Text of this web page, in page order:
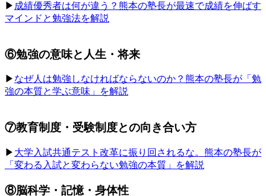
▶︎ 成績優秀者は何が違う？熊本の塾長が最速で成績を伸ばす
マインドと勉強法を解説
⑥勉強の意味と人生・将来
▶︎ なぜ人は勉強しなければならないのか？熊本の塾長が「勉
強の本質と学ぶ意味」を解説
⑦教育制度・受験制度との向き合い方
▶︎ 大学入試共通テスト改革に振り回されるな。熊本の塾長が
「変わる入試と変わらない勉強の本質」を解説
⑧脳科学・記憶・身体性